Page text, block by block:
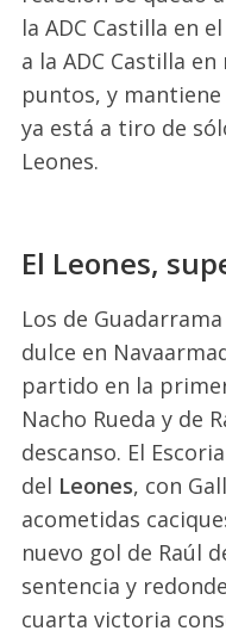
la ADC Castilla en
a la ADC Castilla
puntos, y
ya está a tiro de
Leones.
El Leones,
Los de
dulce en
partido en la
Nacho Rueda y de
descanso. El
del Leones, con
acometidas
nuevo gol de Raúl
sentencia y
cuarta victoria